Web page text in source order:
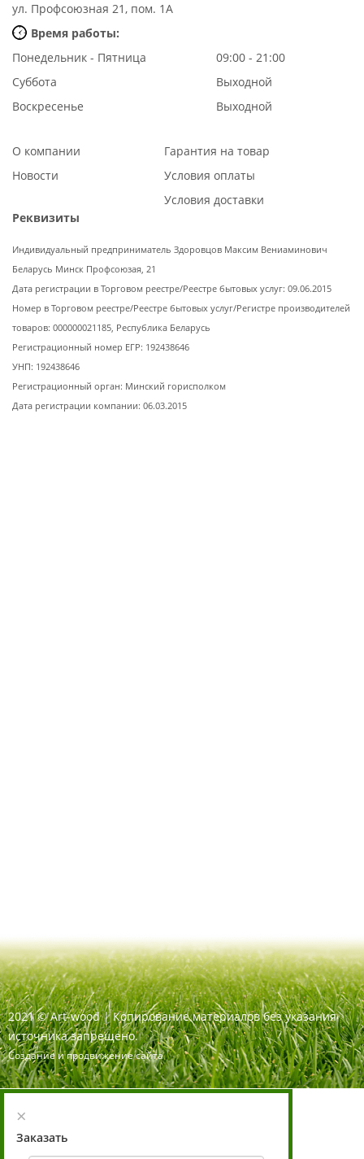
ул. Профсоюзная 21, пом. 1А
Время работы:
Понедельник - Пятница
09:00 - 21:00
Суббота
Выходной
Воскресенье
Выходной
О компании
Новости
Гарантия на товар
Условия оплаты
Условия доставки
Реквизиты
Индивидуальный предприниматель Здоровцов Максим Вениаминович
Беларусь Минск Профсоюзая, 21
Дата регистрации в Торговом реестре/Реестре бытовых услуг: 09.06.2015
Номер в Торговом реестре/Реестре бытовых услуг/Регистре производителей
товаров: 000000021185, Республика Беларусь
Регистрационный номер ЕГР: 192438646
УНП: 192438646
Регистрационный орган: Минский горисполком
Дата регистрации компании: 06.03.2015
2021 ©Art-wood |Копирование материалов без указания
источника запрещено.
Создание и продвижение сайта
×
Заказать